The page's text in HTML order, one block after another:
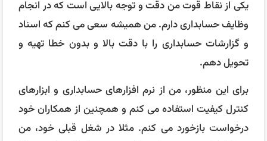
شناسایی و اصلاح کنم.
یکی از نقاط ضعف من این است که گاهی اوقات بیش از حد
به خود فشار می آورم و از خود انتظار زیادی دارم. این
زیاد احساس خستگی و ناراحتی کنم. برای رفع این مشکل،
من سعی می کنم که به خودم زمان بیشتری برای استراحت
و تفریح بدهم و همچنین با دوستان و خانواده خود صحبت